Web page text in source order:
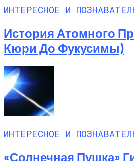
ИНТЕРЕСНОЕ И
История Атомного
Кюри До Фукусимы)
ИНТЕРЕСНОЕ И
«Солнечная Пушка»